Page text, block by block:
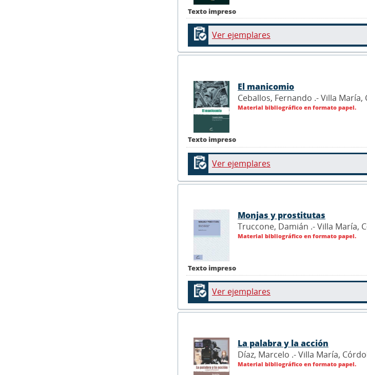
Texto impreso
Ver ejemplares
Texto impreso
El manicomio
Ceballos, Fernando .- Villa
Material bibliográfico en formato papel.
Ver ejemplares
Texto impreso
Monjas y prostitutas
Truccone, Damián .- Villa María,
Material bibliográfico en formato papel.
Ver ejemplares
La palabra y la acción
Díaz, Marcelo .- Villa María,
Material bibliográfico en formato papel.